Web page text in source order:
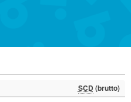
SCD (brutto)